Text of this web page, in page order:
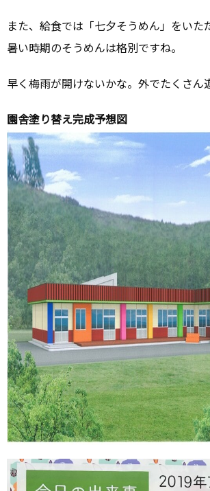
また、給食では「七夕そうめん」をいた
暑い時期のそうめんは格別ですね。
早く梅雨が開けないかな。外でたくさん
園舎塗り替え完成予想図